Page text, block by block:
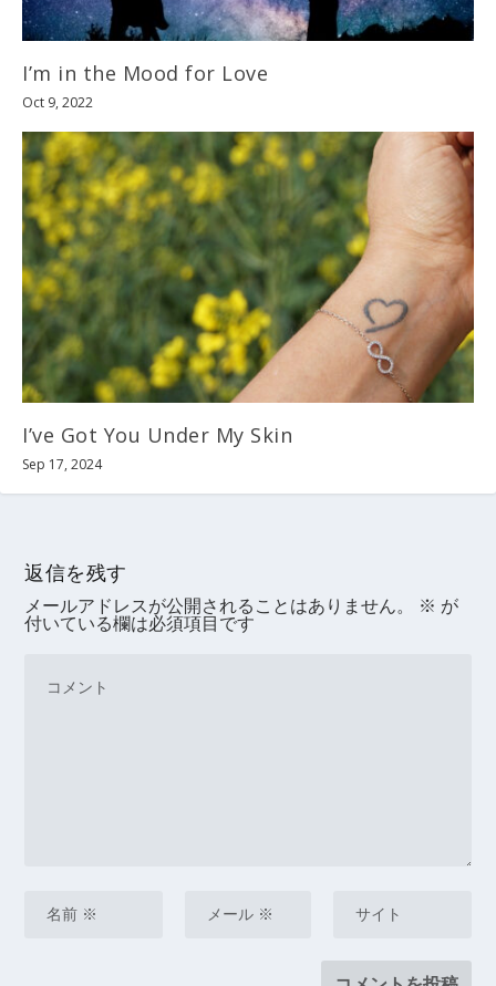
I’m in the Mood for Love
Oct 9, 2022
I’ve Got You Under My Skin
Sep 17, 2024
返信を残す
メールアドレスが公開されることはありません。 ※ が
付いている欄は必須項目です